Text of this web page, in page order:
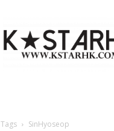
Star
HK
Tags SinHyoseop